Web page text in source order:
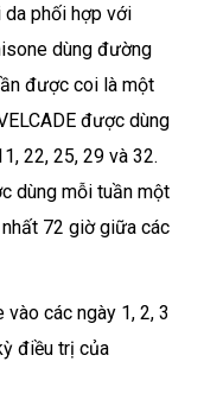
phối hợp với
dùng đường
được coi là một
được dùng
22, 25, 29 và 32.
dùng mỗi tuần một
72 giờ giữa các
các ngày 1, 2, 3
điều trị của